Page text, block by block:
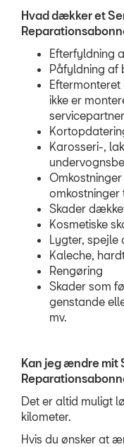
Hvad dækker et
Efterfyldning
Påfyldning
ikke er
servicepartner
Karosseri-,
omkostninger
Skader
Kosmetiske
Lygter, spejle
Kaleche,
Rengøring
Skader som
genstande
mv.
Kan jeg ændre mit
Det er altid muligt
kilometer.
Hvis du ønsker at